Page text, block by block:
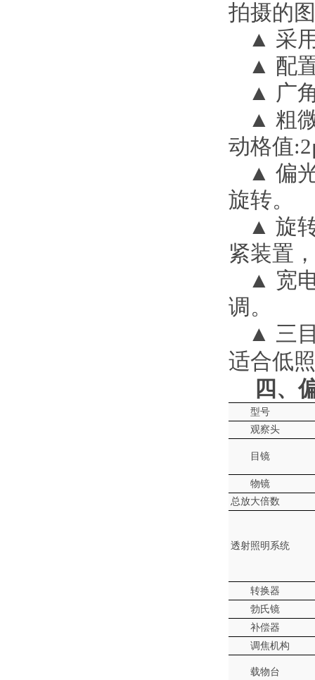
拍摄的
▲ 采
▲ 配
▲ 广
▲ 粗
动格值:2
▲ 偏
旋转。
▲ 旋
紧装置
▲ 宽
调。
▲ 三
适合低
四、
型号
观察头
目镜
物镜
总放大倍数
透射照明系统
转换器
勃氏镜
补偿器
调焦机构
载物台